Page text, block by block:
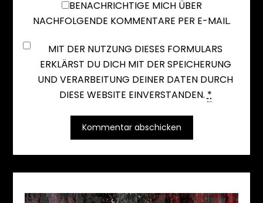
BENACHRICHTIGE MICH ÜBER
NACHFOLGENDE KOMMENTARE PER E-MAIL.
MIT DER NUTZUNG DIESES FORMULARS
ERKLÄRST DU DICH MIT DER SPEICHERUNG
UND VERARBEITUNG DEINER DATEN DURCH
DIESE WEBSITE EINVERSTANDEN. *